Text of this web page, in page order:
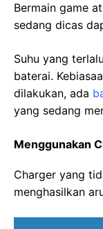
Bermain game
sedang dicas
Suhu yang
baterai.
dilakukan, ada
yang sedang
Menggunakan
Charger yang
menghasilkan